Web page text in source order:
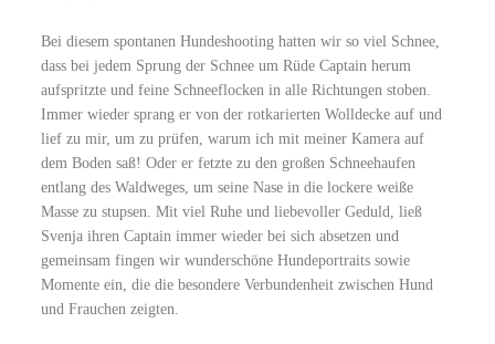
Bei diesem spontanen Hundeshooting hatten wir so viel Schnee,
dass bei jedem Sprung der Schnee um Rüde Captain herum
aufspritzte und feine Schneeflocken in alle Richtungen stoben.
Immer wieder sprang er von der rotkarierten Wolldecke auf und
lief zu mir, um zu prüfen, warum ich mit meiner Kamera auf
dem Boden saß! Oder er fetzte zu den großen Schneehaufen
entlang des Waldweges, um seine Nase in die lockere weiße
Masse zu stupsen. Mit viel Ruhe und liebevoller Geduld, ließ
Svenja ihren Captain immer wieder bei sich absetzen und
gemeinsam fingen wir wunderschöne Hundeportraits sowie
Momente ein, die die besondere Verbundenheit zwischen Hund
und Frauchen zeigten.